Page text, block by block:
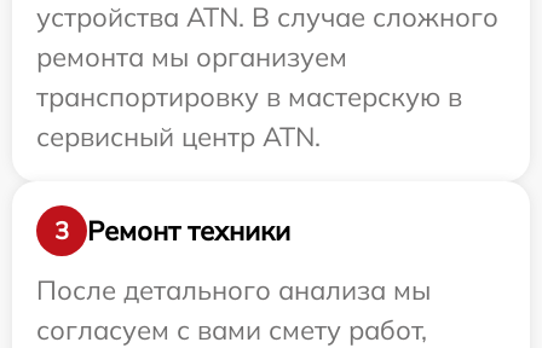
устройства ATN. В случае сложного
ремонта мы организуем
транспортировку в мастерскую в
сервисный центр ATN.
3
Ремонт техники
После детального анализа мы
согласуем с вами смету работ,